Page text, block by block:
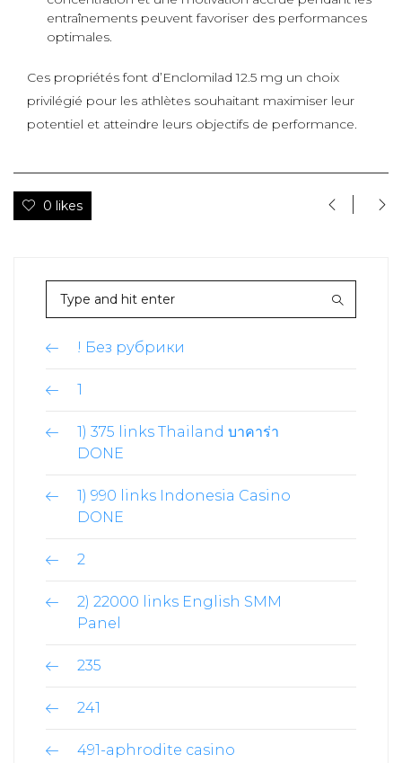
entraînements peuvent favoriser des performances
optimales.
Ces propriétés font d’Enclomilad 12.5 mg un choix
privilégié pour les athlètes souhaitant maximiser leur
potentiel et atteindre leurs objectifs de performance.
0 likes
! Без рубрики
1
1) 375 links Thailand บาคาร่า
DONE
1) 990 links Indonesia Casino
DONE
2
2) 22000 links English SMM
Panel
235
241
491-aphrodite casino